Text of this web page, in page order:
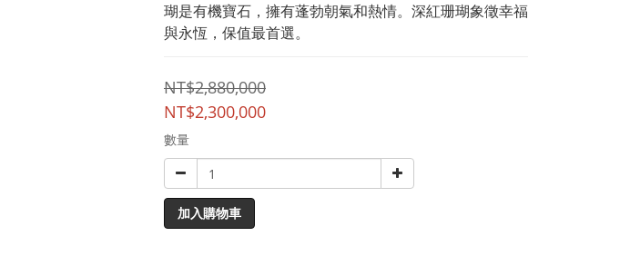
瑚是有機寶石，擁有蓬勃朝氣和熱情。深紅珊瑚象徵幸福
與永恆，保值最首選。
NT$2,880,000
NT$2,300,000
數量
加入購物車